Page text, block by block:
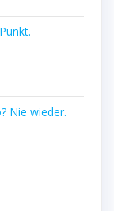
Nie wieder.